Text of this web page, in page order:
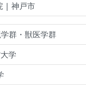
| 神戸市
群・獣医学群
学